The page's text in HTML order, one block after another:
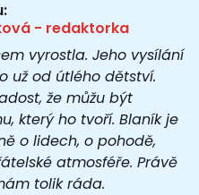
- redaktorka
vyrostla. Jeho vysílání
už od útlého dětství.
že můžu být
který ho tvoří. Blaník je
o lidech, o pohodě,
atmosféře. Právě
tolik ráda.